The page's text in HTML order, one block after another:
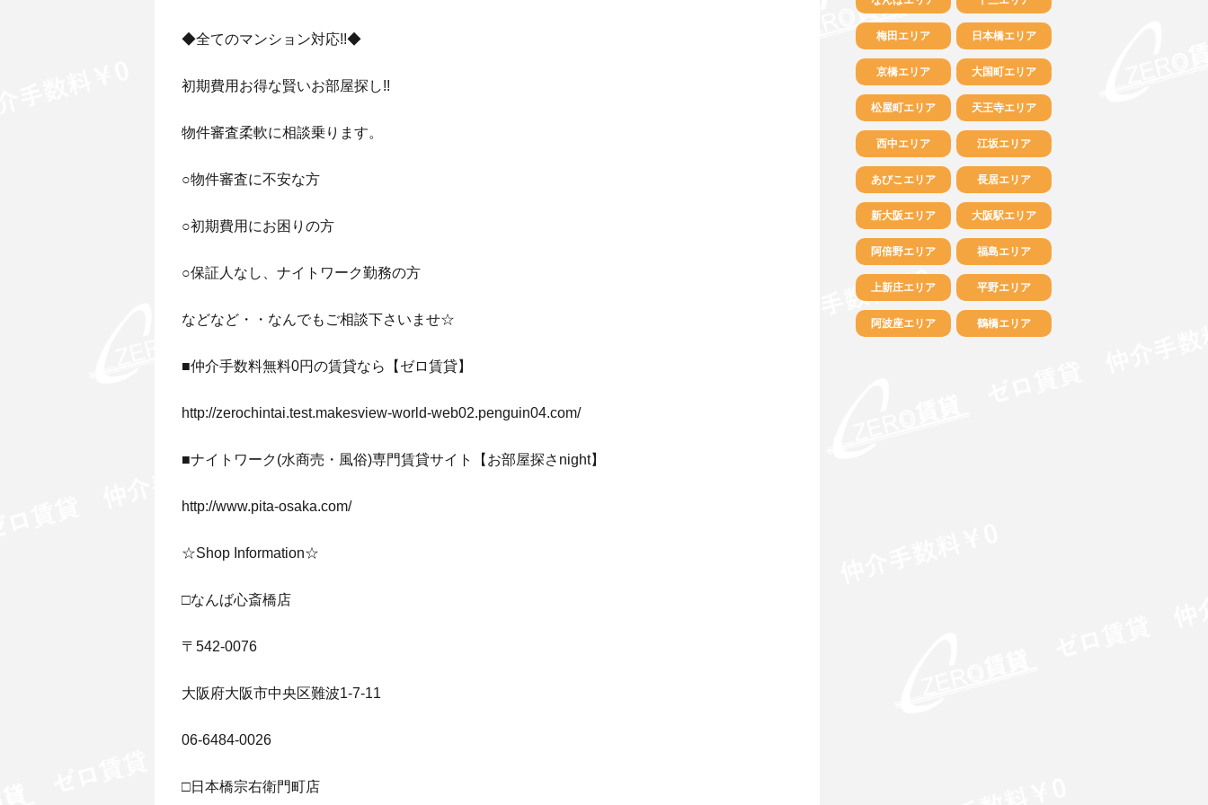
◆全てのマンション対応!!◆
初期費用お得な賢いお部屋探し!!
物件審査柔軟に相談乗ります。
○物件審査に不安な方
○初期費用にお困りの方
○保証人なし、ナイトワーク勤務の方
などなど・・なんでもご相談下さいませ☆
■仲介手数料無料0円の賃貸なら【ゼロ賃貸】
http://zerochintai.test.makesview-world-web02.penguin04.com/
■ナイトワーク(水商売・風俗)専門賃貸サイト【お部屋探さnight】
http://www.pita-osaka.com/
☆Shop Information☆
□なんば心斎橋店
〒542-0076
大阪府大阪市中央区難波1-7-11
06-6484-0026
□日本橋宗右衛門町店
梅田エリア 日本橋エリア
京橋エリア 大国町エリア
松屋町エリア 天王寺エリア
西中エリア 江坂エリア
あびこエリア 長居エリア
新大阪エリア 大阪駅エリア
阿倍野エリア 福島エリア
上新庄エリア 平野エリア
阿波座エリア 鶴橋エリア